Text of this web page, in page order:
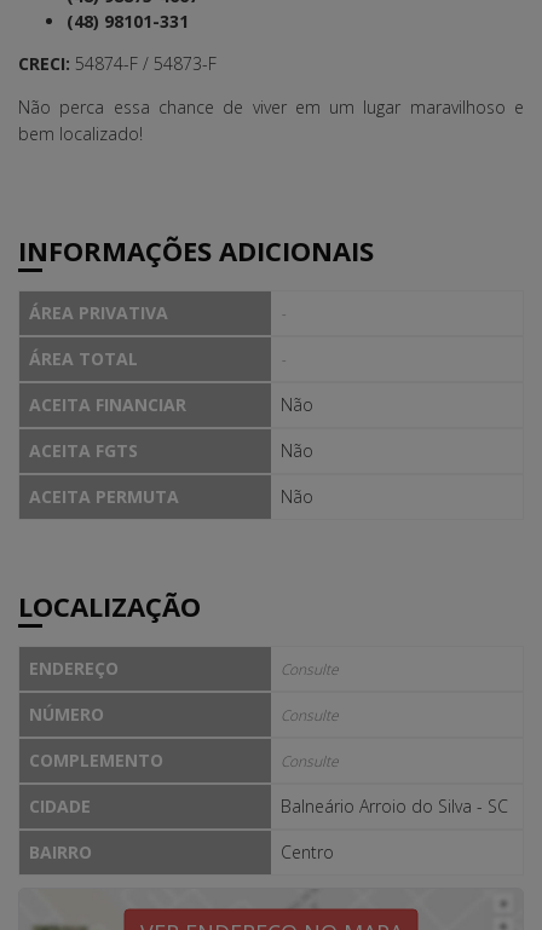
(48) 98101-331
CRECI: 54874-F / 54873-F
Não perca essa chance de viver em um lugar maravilhoso e
bem localizado!
INFORMAÇÕES ADICIONAIS
ÁREA PRIVATIVA -
ÁREA TOTAL -
ACEITA FINANCIAR
Não
ACEITA FGTS
Não
ACEITA PERMUTA
Não
LOCALIZAÇÃO
ENDEREÇO Consulte
NÚMERO Consulte
COMPLEMENTO Consulte
CIDADE
Balneário Arroio do Silva - SC
BAIRRO
Centro